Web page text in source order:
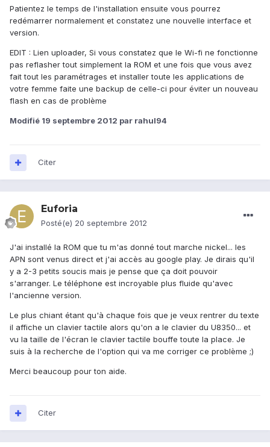
Patientez le temps de l'installation ensuite vous pourrez
redémarrer normalement et constatez une nouvelle interface et
version.
EDIT : Lien uploader, Si vous constatez que le Wi-fi ne fonctionne
pas reflasher tout simplement la ROM et une fois que vous avez
fait tout les paramétrages et installer toute les applications de
votre femme faite une backup de celle-ci pour éviter un nouveau
flash en cas de problème
Modifié 19 septembre 2012 par rahul94
Citer
Euforia
Posté(e) 20 septembre 2012
J'ai installé la ROM que tu m'as donné tout marche nickel... les
APN sont venus direct et j'ai accès au google play. Je dirais qu'il
y a 2-3 petits soucis mais je pense que ça doit pouvoir
s'arranger. Le téléphone est incroyable plus fluide qu'avec
l'ancienne version.
Le plus chiant étant qu'à chaque fois que je veux rentrer du texte
il affiche un clavier tactile alors qu'on a le clavier du U8350... et
vu la taille de l'écran le clavier tactile bouffe toute la place. Je
suis à la recherche de l'option qui va me corriger ce problème ;)
Merci beaucoup pour ton aide.
Citer